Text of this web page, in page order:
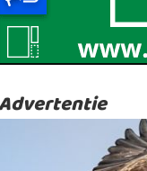
Advertentie